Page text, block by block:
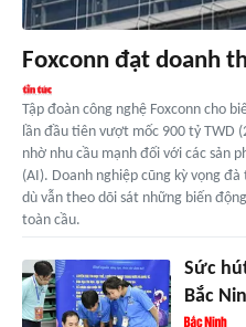
Foxconn đạt doanh
Tập đoàn công nghệ Foxconn cho
lần đầu tiên vượt mốc 900 tỷ TWD
nhờ nhu cầu mạnh đối với các sản
(AI). Doanh nghiệp cũng kỳ vọng
dù vẫn theo dõi sát những biến
toàn cầu.
Sức
Bắc